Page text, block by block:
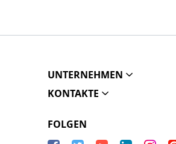
UNTERNEHMEN
KONTAKTE
FOLGEN